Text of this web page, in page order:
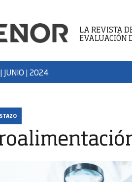
LA REVISTA
EVALUACIÓN
JUNIO| 2024